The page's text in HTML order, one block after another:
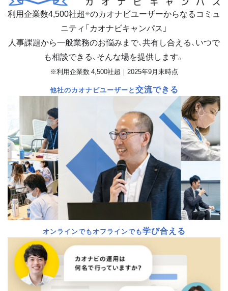
利用企業数4,500社超 ※のカオナビユーザーからなるコミュ
ニティ「カオナビキャンパス」
人事課題から一般業務のお悩みまで、共有し合える、いつで
も相談できる、そんな場を提供します。
※利用企業数 4,500社超｜2025年9月末時点
他社のカオナビユーザーと交流できる
オンラインでもオフラインでも学び合える